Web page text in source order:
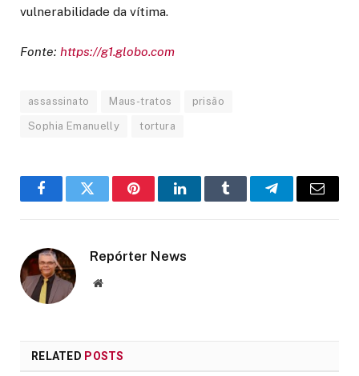
vulnerabilidade da vítima.
Fonte: https://g1.globo.com
assassinato Maus-tratos prisão
Sophia Emanuelly tortura
FacebookTwitter PinterestLinkedInTumblr TelegramEmail
Repórter News
Website
RELATED POSTS